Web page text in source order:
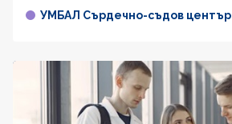
УМБАЛ Сърдечно-съдов център